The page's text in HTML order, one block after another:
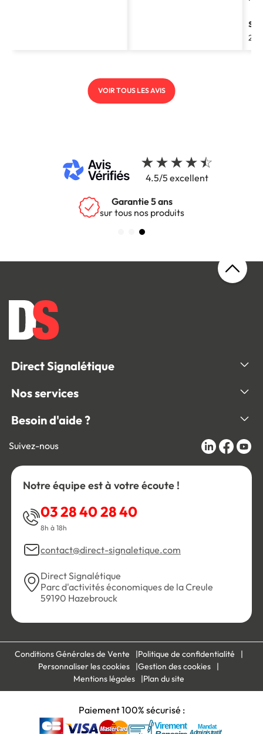
VOIR TOUS LES AVIS
4.5/5 excellent
Garantie 5 ans
sur tous nos produits
Direct Signalétique
Nos services
Besoin d'aide ?
Suivez-nous
Notre équipe est à votre écoute !
03 28 40 28 40
8h à 18h
contact@direct-signaletique.com
Direct Signalétique
Parc d'activités économiques de la Creule
59190 Hazebrouck
Conditions Générales de Vente
Politique de confidentialité
Personnaliser les cookies
Gestion des cookies
Mentions légales
Plan du site
Paiement 100% sécurisé :